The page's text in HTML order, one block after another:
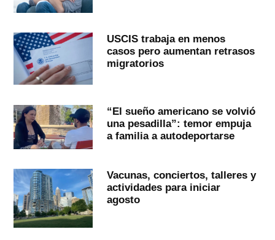
USCIS trabaja en menos
casos pero aumentan retrasos
migratorios
“El sueño americano se volvió
una pesadilla”: temor empuja
a familia a autodeportarse
Vacunas, conciertos, talleres y
actividades para iniciar
agosto